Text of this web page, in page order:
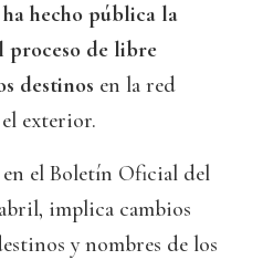
hecho pública la
de libre
destinos en la red
exterior.
el Boletín Oficial del
implica cambios
y nombres de los